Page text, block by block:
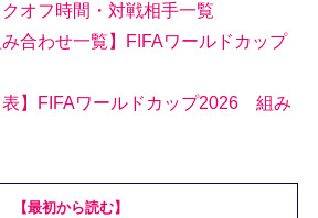
オフ時間・対戦相手一覧
み合わせ一覧】FIFAワールドカップ
表】FIFAワールドカップ2026 組み
【最初から読む】